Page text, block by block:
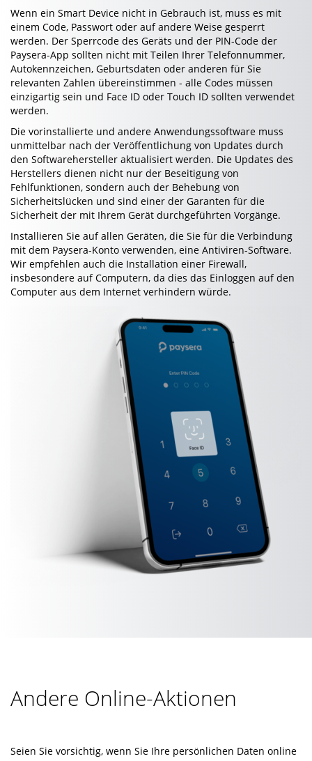
Wenn ein Smart Device nicht in Gebrauch ist, muss es mit
einem Code, Passwort oder auf andere Weise gesperrt
werden. Der Sperrcode des Geräts und der PIN-Code der
Paysera-App sollten nicht mit Teilen Ihrer Telefonnummer,
Autokennzeichen, Geburtsdaten oder anderen für Sie
relevanten Zahlen übereinstimmen - alle Codes müssen
einzigartig sein und Face ID oder Touch ID sollten verwendet
werden.
Die vorinstallierte und andere Anwendungssoftware muss
unmittelbar nach der Veröffentlichung von Updates durch
den Softwarehersteller aktualisiert werden. Die Updates des
Herstellers dienen nicht nur der Beseitigung von
Fehlfunktionen, sondern auch der Behebung von
Sicherheitslücken und sind einer der Garanten für die
Sicherheit der mit Ihrem Gerät durchgeführten Vorgänge.
Installieren Sie auf allen Geräten, die Sie für die Verbindung
mit dem Paysera-Konto verwenden, eine Antiviren-Software.
Wir empfehlen auch die Installation einer Firewall,
insbesondere auf Computern, da dies das Einloggen auf den
Computer aus dem Internet verhindern würde.
Andere Online-Aktionen
Seien Sie vorsichtig, wenn Sie Ihre persönlichen Daten online